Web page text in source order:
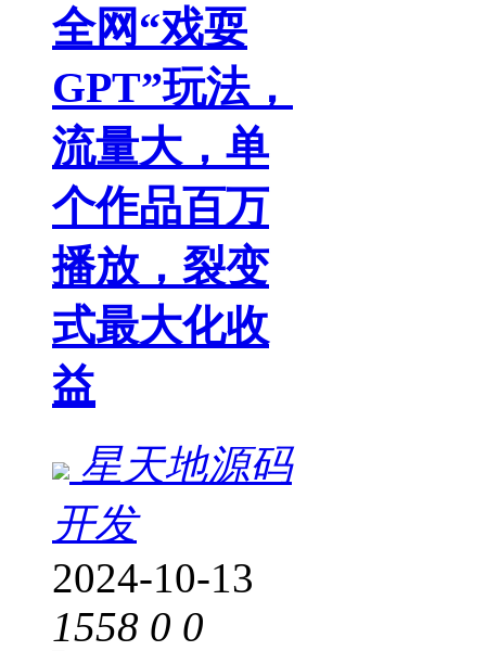
全网“戏耍
GPT”玩法，
流量大，单
个作品百万
播放，裂变
式最大化收
益
星天地源码
开发
2024-10-13
1558 0 0